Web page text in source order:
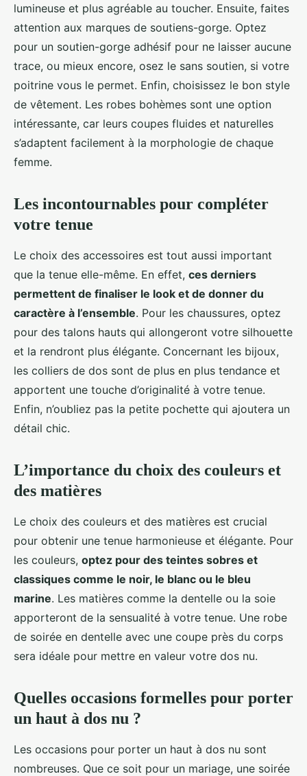
lumineuse et plus agréable au toucher. Ensuite, faites
attention aux marques de soutiens-gorge. Optez
pour un soutien-gorge adhésif pour ne laisser aucune
trace, ou mieux encore, osez le sans soutien, si votre
poitrine vous le permet. Enfin, choisissez le bon style
de vêtement. Les robes bohèmes sont une option
intéressante, car leurs coupes fluides et naturelles
s’adaptent facilement à la morphologie de chaque
femme.
Les incontournables pour compléter
votre tenue
Le choix des accessoires est tout aussi important
que la tenue elle-même. En effet, ces derniers
permettent de finaliser le look et de donner du
caractère à l’ensemble. Pour les chaussures, optez
pour des talons hauts qui allongeront votre silhouette
et la rendront plus élégante. Concernant les bijoux,
les colliers de dos sont de plus en plus tendance et
apportent une touche d’originalité à votre tenue.
Enfin, n’oubliez pas la petite pochette qui ajoutera un
détail chic.
L’importance du choix des couleurs et
des matières
Le choix des couleurs et des matières est crucial
pour obtenir une tenue harmonieuse et élégante. Pour
les couleurs, optez pour des teintes sobres et
classiques comme le noir, le blanc ou le bleu
marine. Les matières comme la dentelle ou la soie
apporteront de la sensualité à votre tenue. Une robe
de soirée en dentelle avec une coupe près du corps
sera idéale pour mettre en valeur votre dos nu.
Quelles occasions formelles pour porter
un haut à dos nu ?
Les occasions pour porter un haut à dos nu sont
nombreuses. Que ce soit pour un mariage, une soirée